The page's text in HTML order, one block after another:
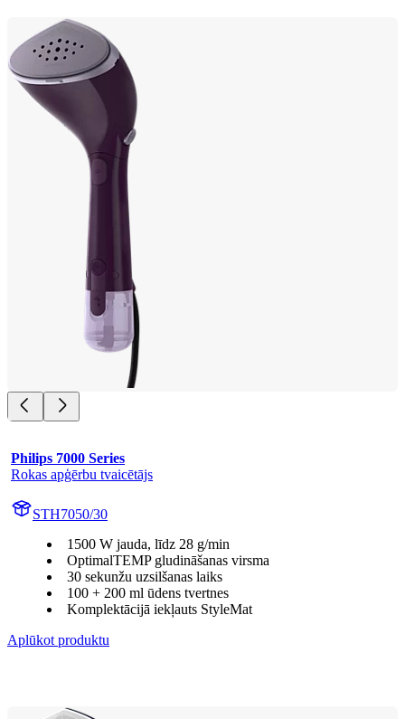
Philips 7000 Series
Rokas apģērbu tvaicētājs
STH7050/30
1500 W jauda, līdz 28 g/min
OptimalTEMP gludināšanas virsma
30 sekunžu uzsilšanas laiks
100 + 200 ml ūdens tvertnes
Komplektācijā iekļauts StyleMat
Aplūkot produktu